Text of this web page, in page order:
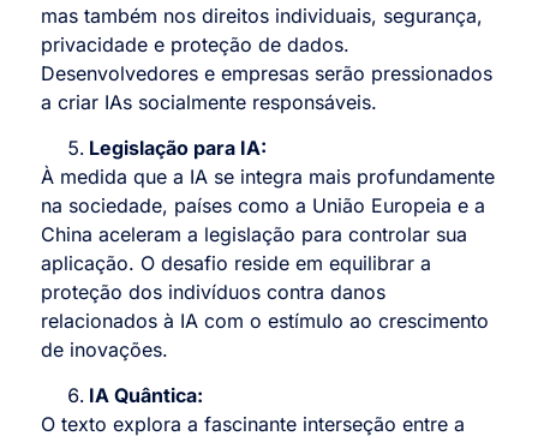
mas também nos direitos individuais, segurança,
privacidade e proteção de dados.
Desenvolvedores e empresas serão pressionados
a criar IAs socialmente responsáveis.
Legislação para IA:
À medida que a IA se integra mais profundamente
na sociedade, países como a União Europeia e a
China aceleram a legislação para controlar sua
aplicação. O desafio reside em equilibrar a
proteção dos indivíduos contra danos
relacionados à IA com o estímulo ao crescimento
de inovações.
IA Quântica:
O texto explora a fascinante interseção entre a